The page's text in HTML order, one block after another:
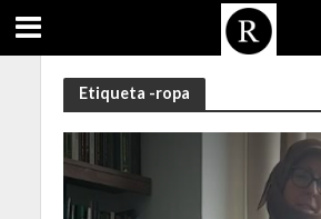
Etiqueta -ropa